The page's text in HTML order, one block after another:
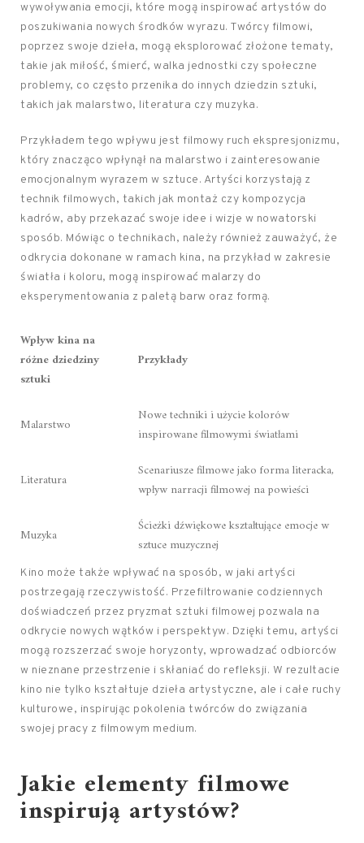
wywoływania emocji, które mogą inspirować artystów do
poszukiwania nowych środków wyrazu. Twórcy filmowi,
poprzez swoje dzieła, mogą eksplorować złożone tematy,
takie jak miłość, śmierć, walka jednostki czy społeczne
problemy, co często przenika do innych dziedzin sztuki,
takich jak malarstwo, literatura czy muzyka.
Przykładem tego wpływu jest filmowy ruch ekspresjonizmu,
który znacząco wpłynął na malarstwo i zainteresowanie
emocjonalnym wyrazem w sztuce. Artyści korzystają z
technik filmowych, takich jak montaż czy kompozycja
kadrów, aby przekazać swoje idee i wizje w nowatorski
sposób. Mówiąc o technikach, należy również zauważyć, że
odkrycia dokonane w ramach kina, na przykład w zakresie
światła i koloru, mogą inspirować malarzy do
eksperymentowania z paletą barw oraz formą.
Wpływ kina na
różne dziedziny
sztuki
Przykłady
Malarstwo
Nowe techniki i użycie kolorów
inspirowane filmowymi światłami
Literatura
Scenariusze filmowe jako forma literacka,
wpływ narracji filmowej na powieści
Muzyka
Ścieżki dźwiękowe kształtujące emocje w
sztuce muzycznej
Kino może także wpływać na sposób, w jaki artyści
postrzegają rzeczywistość. Przefiltrowanie codziennych
doświadczeń przez pryzmat sztuki filmowej pozwala na
odkrycie nowych wątków i perspektyw. Dzięki temu, artyści
mogą rozszerzać swoje horyzonty, wprowadzać odbiorców
w nieznane przestrzenie i skłaniać do refleksji. W rezultacie
kino nie tylko kształtuje dzieła artystyczne, ale i całe ruchy
kulturowe, inspirując pokolenia twórców do związania
swojej pracy z filmowym medium.
Jakie elementy filmowe
inspirują artystów?